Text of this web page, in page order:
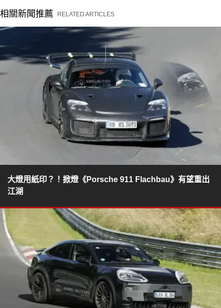
相關新聞推薦 RELATED ARTICLES
大燈用紙印？！掀燈《Porsche 911 Flachbau》有望重出
江湖